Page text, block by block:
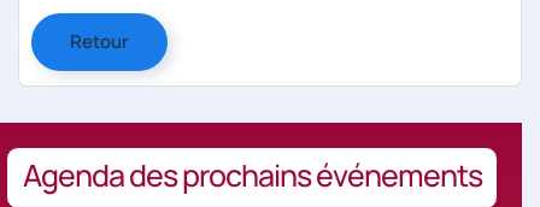
Retour
Agenda des prochains événements